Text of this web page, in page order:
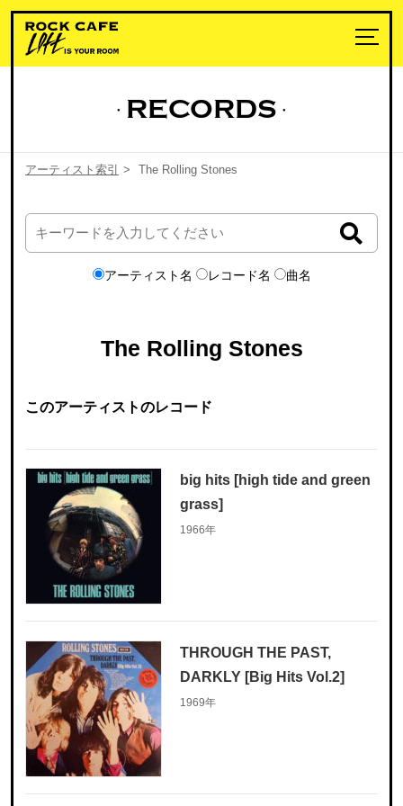
RECORDS
アーティスト索引 > The Rolling Stones
アーティスト名 レコード名 曲名
The Rolling Stones
このアーティストのレコード
big hits [high tide and green
grass]
1966年
THROUGH THE PAST,
DARKLY [Big Hits Vol.2]
1969年